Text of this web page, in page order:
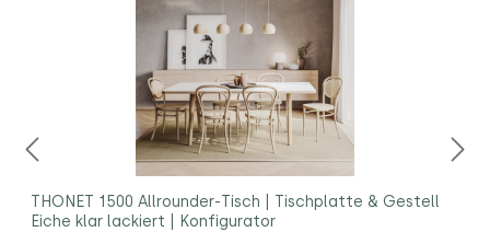
THONET 1500 Allrounder-Tisch | Tischplatte & Gestell
Eiche klar lackiert | Konfigurator